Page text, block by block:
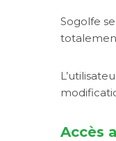
Sogolfe
Accès